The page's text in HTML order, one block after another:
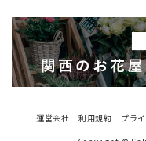
運営会社 利用規約 プラ